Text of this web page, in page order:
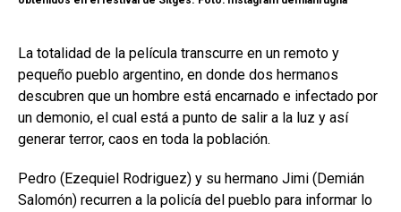
La totalidad de la película transcurre en un remoto y
pequeño pueblo argentino, en donde dos hermanos
descubren que un hombre está encarnado e infectado por
un demonio, el cual está a punto de salir a la luz y así
generar terror, caos en toda la población.
Pedro (Ezequiel Rodriguez) y su hermano Jimi (Demián
Salomón) recurren a la policía del pueblo para informar lo